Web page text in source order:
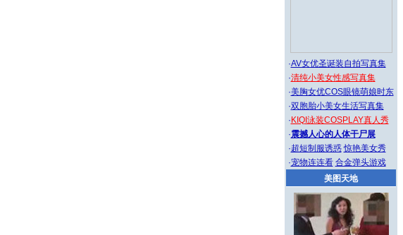
·AV女优圣诞装自拍写真集
·清纯小美女性感写真集
·美胸女优COS眼镜萌娘时东
·双胞胎小美女生活写真集
· KIQI泳装COSPLAY真人秀
·震撼人心的人体干尸展
·超短制服诱惑 惊艳美女秀
·宠物连连看 合金弹头游戏
美图天地